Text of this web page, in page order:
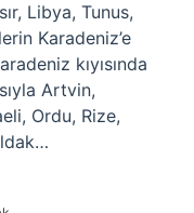
Libya, Tunus,
Karadeniz’e
kıyısında
Artvin,
Ordu, Rize,